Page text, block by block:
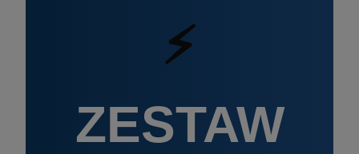
⚡
ZESTAW